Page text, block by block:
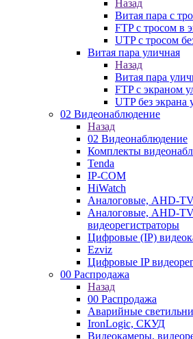
Назад
Витая пара с
FTP с тросом в
UTP с тросом
Витая пара уличная
Назад
Витая пара
FTP с экраном
UTP без экрана
02 Видеонаблюдение
Назад
02 Видеонаблюдение
Комплекты
Tenda
IP-COM
HiWatch
Аналоговые, AHD-
Аналоговые, AHD-
видеорегистраторы
Цифровые (IP)
Ezviz
Цифровые IP
00 Распродажа
Назад
00 Распродажа
Аварийные
IronLogic, СКУД
Видеокамеры,